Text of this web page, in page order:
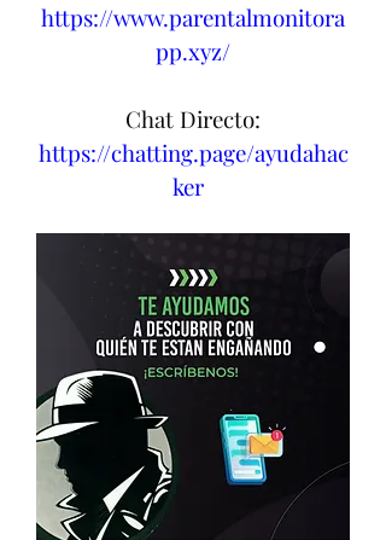
https://www.parentalmonitora
pp.xyz/
Chat Directo:
https://chatting.page/ayudahac
ker